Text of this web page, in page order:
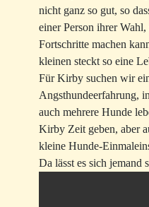
nicht ganz so gut, so
einer Person ihrer
Fortschritte machen
kleinen steckt so eine
Für Kirby suchen wir
Angsthundeerfahrung,
auch mehrere Hunde
Kirby Zeit geben, aber
kleine Hunde-
Da lässt es sich jemand